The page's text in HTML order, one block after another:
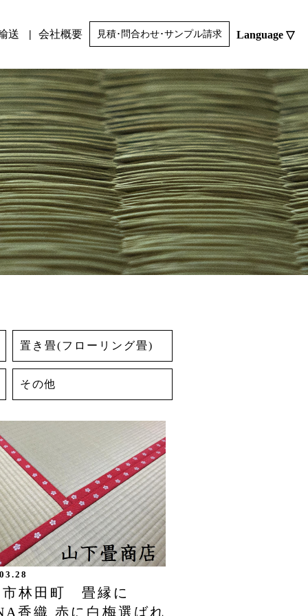
送 会社概要 見積･問合わせ･サンプル請求 Language ▽
置き畳(フローリング畳)
その他
市林田町 畳縁に
香織 赤に白梅選ばれ